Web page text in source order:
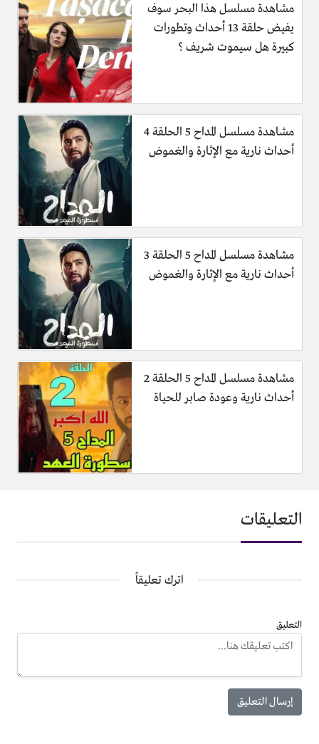
مشاهدة مسلسل هذا البحر سوف
يفيض حلقة 13 أحداث وتطورات
كبيرة هل سيموت شريف ؟
مشاهدة مسلسل المداح 5 الحلقة 4
أحداث نارية مع الإثارة والغموض
مشاهدة مسلسل المداح 5 الحلقة 3
أحداث نارية مع الإثارة والغموض
مشاهدة مسلسل المداح 5 الحلقة 2
أحداث نارية وعودة صابر للحياة
التعليقات
اترك تعليقاً
التعليق